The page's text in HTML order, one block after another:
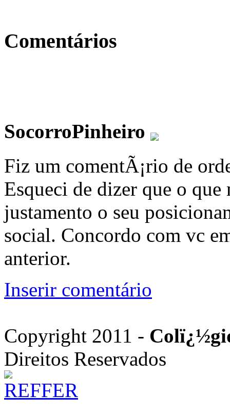
Comentários
SocorroPinheiro
Fiz um comentÃ¡rio de
Esqueci de dizer que o
justamento o seu
social. Concordo com vc
anterior.
Inserir comentário
Copyright 2011 -
Direitos Reservados